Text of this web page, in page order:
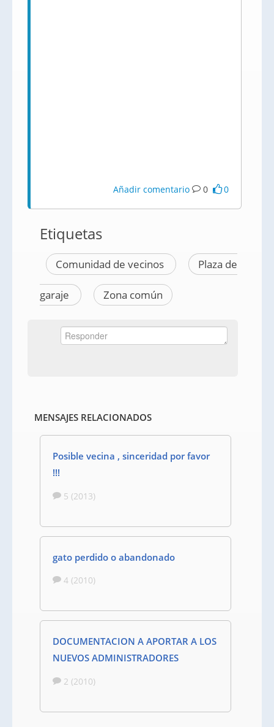
Añadir comentario 0 0
Etiquetas
Comunidad de vecinos Plaza de
garaje Zona común
MENSAJES RELACIONADOS
Posible vecina , sinceridad por favor
!!!
5 (2013)
gato perdido o abandonado
4 (2010)
DOCUMENTACION A APORTAR A LOS
NUEVOS ADMINISTRADORES
2 (2010)